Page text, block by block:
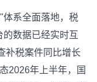
系全面落地，税
的数据已经实时互
补税案件同比增长
2026年上半年，国